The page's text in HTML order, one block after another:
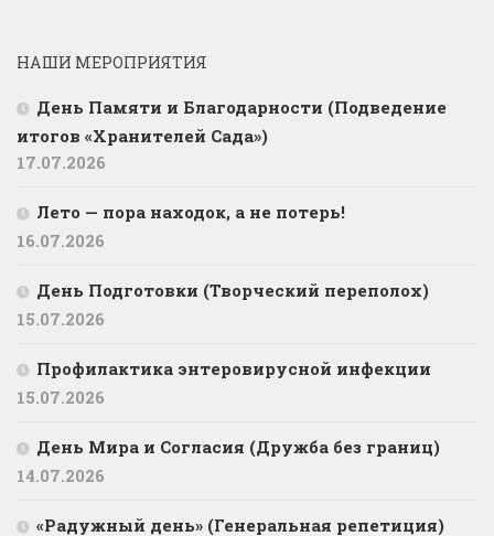
НАШИ МЕРОПРИЯТИЯ
День Памяти и Благодарности (Подведение
итогов «Хранителей Сада»)
17.07.2026
Лето — пора находок, а не потерь!
16.07.2026
День Подготовки (Творческий переполох)
15.07.2026
Профилактика энтеровирусной инфекции
15.07.2026
День Мира и Согласия (Дружба без границ)
14.07.2026
«Радужный день» (Генеральная репетиция)